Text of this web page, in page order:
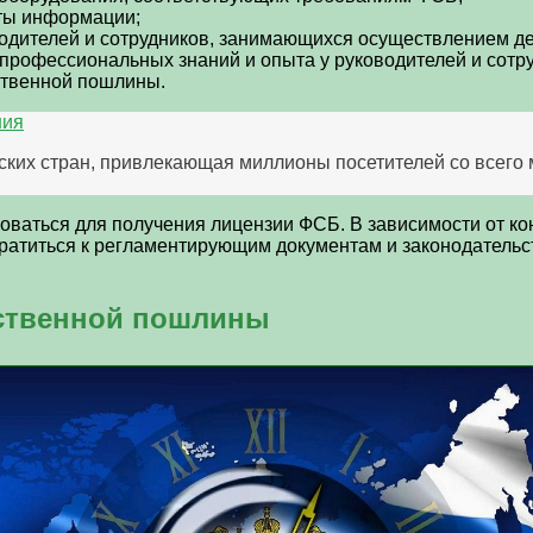
информации;
и сотрудников, занимающихся осуществлением
знаний и опыта у руководителей и
пошлины.
стран, привлекающая миллионы посетителей со
для получения лицензии ФСБ. В зависимости от
к регламентирующим документам и
пошлины